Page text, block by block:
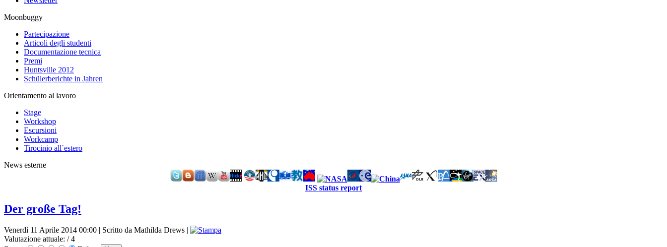
Moonbuggy
Partecipazione
Articoli degli studenti
Documentazione tecnica
Premi
Huntsville 2012
Schülerberichte in Jahren
Orientamento al lavoro
Stage
Workshop
Escursioni
Workcamp
Tirocinio all´estero
News esterne
ISS status report
Der große Tag!
Venerdì 11 Aprile 2014 00:00 | Scritto da Mathilda Drews |
Valutazione attuale: / 4